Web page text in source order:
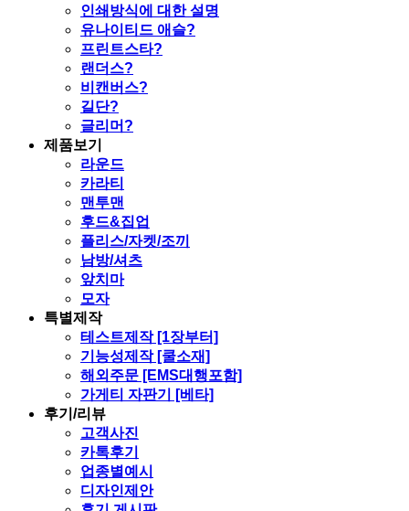
인쇄방식에 대한 설명
유나이티드 애슬?
프린트스타?
랜더스?
비캔버스?
길단?
글리머?
제품보기
라운드
카라티
맨투맨
후드&집업
플리스/자켓/조끼
남방/셔츠
앞치마
모자
특별제작
테스트제작 [1장부터]
기능성제작 [쿨소재]
해외주문 [EMS대행포함]
가게티 자판기 [베타]
후기/리뷰
고객사진
카톡후기
업종별예시
디자인제안